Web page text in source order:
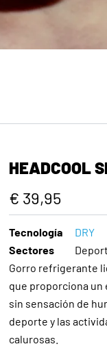
HEADCOOL
€ 39,95
Tecnología
DRY
Sectores
Gorro refrigerante
que proporciona
sin sensación de
deporte y las
calurosas.